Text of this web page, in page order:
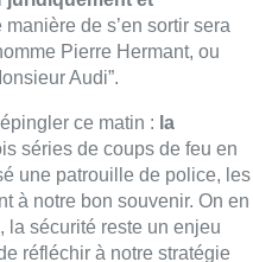
à l’encontre de Rudi
de ne pas en faire
ce que ses compétences lui
est en affaires
nouveau gouvernement,
sécurité, qui pourra, dans
réunir rapidement la
Conseil régional de
porte-t-elle ses fruits ?
qui se posent